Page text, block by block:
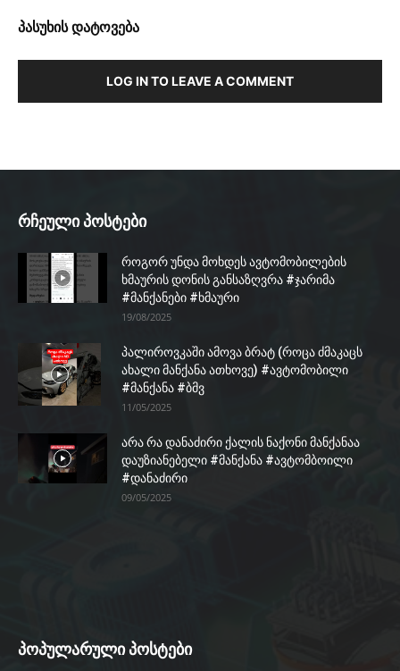
პასუხის დატოვება
LOG IN TO LEAVE A COMMENT
რჩეული პოსტები
როგორ უნდა მოხდეს ავტომობილების
ხმაურის დონის განსაზღვრა #ჯარიმა
#მანქანები #ხმაური
19/08/2025
პალიროვკაში ამოვა ბრატ (როცა ძმაკაცს
ახალი მანქანა ათხოვე) #ავტომობილი
#მანქანა #ბმვ
11/05/2025
არა რა დანაძირი ქალის ნაქონი მანქანაა
დაუზიანებელი #მანქანა #ავტომბოილი
#დანაძირი
09/05/2025
პოპულარული პოსტები